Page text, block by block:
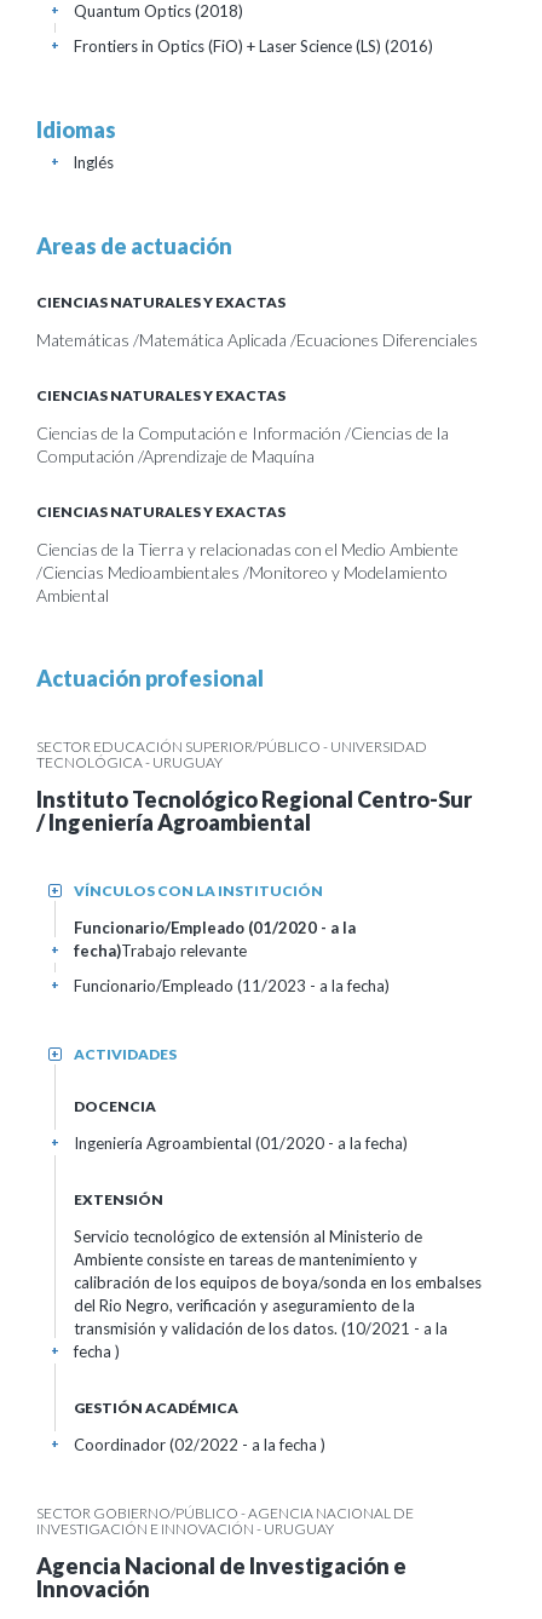
Quantum Optics(2018)
+
Frontiers in Optics (FiO) + Laser Science (LS) (2016)
+
Idiomas
Inglés
+
Areas de actuación
CIENCIAS NATURALES Y EXACTAS
Matemáticas /Matemática Aplicada /Ecuaciones Diferenciales
CIENCIAS NATURALES Y EXACTAS
Ciencias de la Computación e Información /Ciencias de la
Computación /Aprendizaje de Maquína
CIENCIAS NATURALES Y EXACTAS
Ciencias de la Tierra y relacionadas con el Medio Ambiente
/Ciencias Medioambientales /Monitoreo y Modelamiento
Ambiental
Actuación profesional
SECTOR EDUCACIÓN SUPERIOR/PÚBLICO - UNIVERSIDAD
TECNOLÓGICA - URUGUAY
Instituto Tecnológico Regional Centro-Sur
/ Ingeniería Agroambiental
VÍNCULOS CON LA INSTITUCIÓN
+
Funcionario/Empleado (01/2020 - a la
fecha)Trabajo relevante
+
Funcionario/Empleado (11/2023 - a la fecha)
+
ACTIVIDADES
+
DOCENCIA
Ingeniería Agroambiental (01/2020 - a la fecha)
+
EXTENSIÓN
Servicio tecnológico de extensión al Ministerio de
Ambiente consiste en tareas de mantenimiento y
calibración de los equipos de boya/sonda en los embalses
del Rio Negro, verificación y aseguramiento de la
transmisión y validación de los datos. (10/2021 - a la
fecha )
+
GESTIÓN ACADÉMICA
Coordinador (02/2022 - a la fecha )
+
SECTOR GOBIERNO/PÚBLICO - AGENCIA NACIONAL DE
INVESTIGACIÓN E INNOVACIÓN - URUGUAY
Agencia Nacional de Investigación e
Innovación